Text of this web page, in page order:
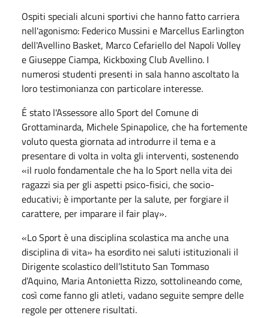
Ospiti speciali alcuni sportivi che hanno fatto carriera
nell'agonismo: Federico Mussini e Marcellus Earlington
dell'Avellino Basket, Marco Cefariello del Napoli Volley
e Giuseppe Ciampa, Kickboxing Club Avellino. I
numerosi studenti presenti in sala hanno ascoltato la
loro testimonianza con particolare interesse.
É stato l'Assessore allo Sport del Comune di
Grottaminarda, Michele Spinapolice, che ha fortemente
voluto questa giornata ad introdurre il tema e a
presentare di volta in volta gli interventi, sostenendo
«il ruolo fondamentale che ha lo Sport nella vita dei
ragazzi sia per gli aspetti psico-fisici, che socio-
educativi; è importante per la salute, per forgiare il
carattere, per imparare il fair play».
«Lo Sport è una disciplina scolastica ma anche una
disciplina di vita» ha esordito nei saluti istituzionali il
Dirigente scolastico dell’Istituto San Tommaso
d’Aquino, Maria Antonietta Rizzo, sottolineando come,
così come fanno gli atleti, vadano seguite sempre delle
regole per ottenere risultati.